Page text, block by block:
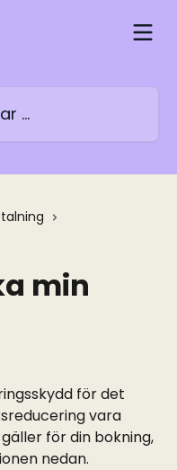
min
för det
vara
för din bokning,
nedan.